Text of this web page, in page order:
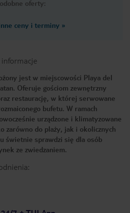
oferty:
ceny i terminy »
informacje
jest w miejscowości Playa del
Oferuje gościom zewnętrzny
restaurację, w której serwowane
bufetu. W ramach
urządzone i klimatyzowane
zarówno do plaży, jak i okolicznych
świetnie sprawdzi się dla osób
ze zwiedzaniem.